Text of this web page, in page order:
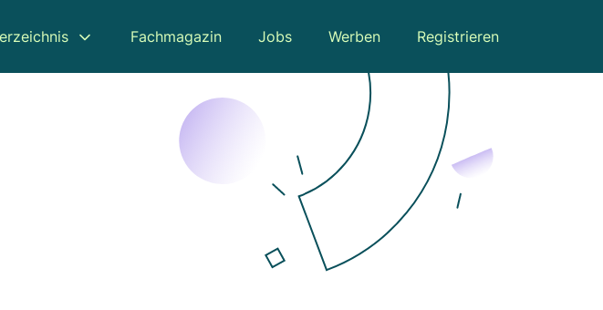
Fachmagazin Jobs Werben Registrieren